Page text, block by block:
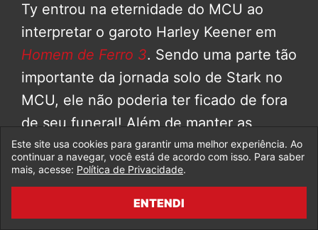
Ty entrou na eternidade do MCU ao
interpretar o garoto Harley Keener em
Homem de Ferro 3. Sendo uma parte tão
importante da jornada solo de Stark no
MCU, ele não poderia ter ficado de fora
de seu funeral! Além de manter as
coisas ainda mais coerentes, e esse
momento ainda mais memorável, foi uma
boa maneira de manter todo o MCU
Este site usa cookies para garantir uma melhor experiência. Ao
continuar a navegar, você está de acordo com isso. Para saber
mais, acesse: Política de Privacidade.
ENTENDI